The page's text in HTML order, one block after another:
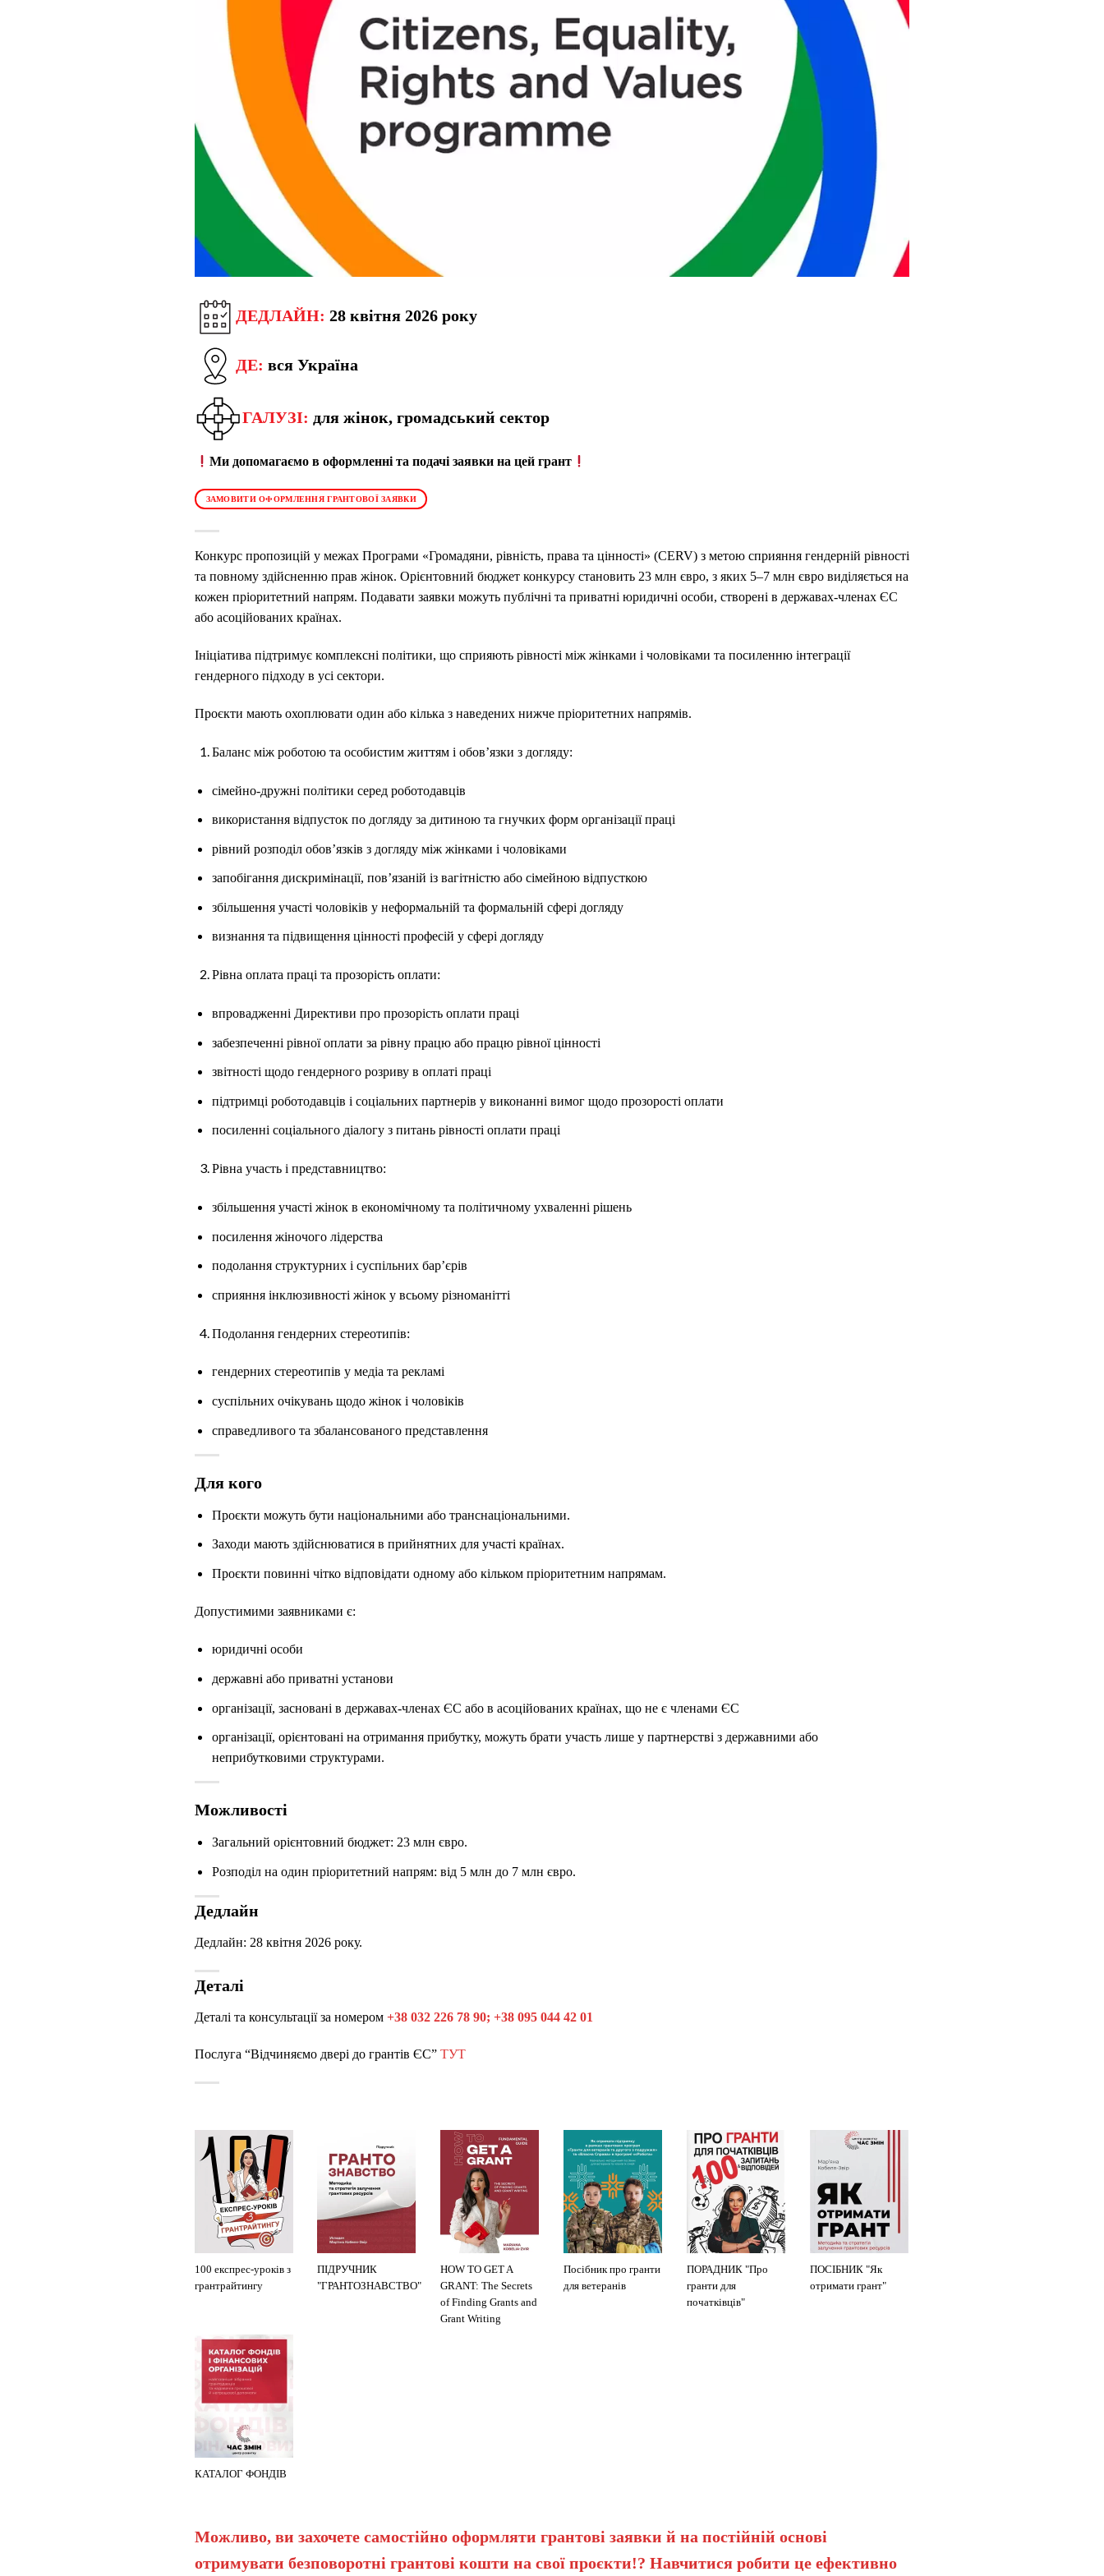
ДЕДЛАЙН: 28 квітня 2026 року
ДЕ: вся Україна
ГАЛУЗІ: для жінок, громадський сектор
Ми допомагаємо в оформленні та подачі заявки на цей грант
ЗАМОВИТИ ОФОРМЛЕННЯ ГРАНТОВОЇ ЗАЯВКИ
Конкурс пропозицій у межах Програми «Громадяни, рівність, права та цінності» (CERV) з метою сприяння гендерній рівності
та повному здійсненню прав жінок. Орієнтовний бюджет конкурсу становить 23 млн євро, з яких 5–7 млн євро виділяється на
кожен пріоритетний напрям. Подавати заявки можуть публічні та приватні юридичні особи, створені в державах-членах ЄС
або асоційованих країнах.
Ініціатива підтримує комплексні політики, що сприяють рівності між жінками і чоловіками та посиленню інтеграції
гендерного підходу в усі сектори.
Проєкти мають охоплювати один або кілька з наведених нижче пріоритетних напрямів.
Баланс між роботою та особистим життям і обов’язки з догляду:
сімейно-дружні політики серед роботодавців
використання відпусток по догляду за дитиною та гнучких форм організації праці
рівний розподіл обов’язків з догляду між жінками і чоловіками
запобігання дискримінації, пов’язаній із вагітністю або сімейною відпусткою
збільшення участі чоловіків у неформальній та формальній сфері догляду
визнання та підвищення цінності професій у сфері догляду
Рівна оплата праці та прозорість оплати:
впровадженні Директиви про прозорість оплати праці
забезпеченні рівної оплати за рівну працю або працю рівної цінності
звітності щодо гендерного розриву в оплаті праці
підтримці роботодавців і соціальних партнерів у виконанні вимог щодо прозорості оплати
посиленні соціального діалогу з питань рівності оплати праці
Рівна участь і представництво:
збільшення участі жінок в економічному та політичному ухваленні рішень
посилення жіночого лідерства
подолання структурних і суспільних бар’єрів
сприяння інклюзивності жінок у всьому різноманітті
Подолання гендерних стереотипів:
гендерних стереотипів у медіа та рекламі
суспільних очікувань щодо жінок і чоловіків
справедливого та збалансованого представлення
Для кого
Проєкти можуть бути національними або транснаціональними.
Заходи мають здійснюватися в прийнятних для участі країнах.
Проєкти повинні чітко відповідати одному або кільком пріоритетним напрямам.
Допустимими заявниками є:
юридичні особи
державні або приватні установи
організації, засновані в державах-членах ЄС або в асоційованих країнах, що не є членами ЄС
організації, орієнтовані на отримання прибутку, можуть брати участь лише у партнерстві з державними або
неприбутковими структурами.
Можливості
Загальний орієнтовний бюджет: 23 млн євро.
Розподіл на один пріоритетний напрям: від 5 млн до 7 млн євро.
Дедлайн
Дедлайн: 28 квітня 2026 року.
Деталі
Деталі та консультації за номером +38 032 226 78 90; +38 095 044 42 01
Послуга “Відчиняємо двері до грантів ЄС” ТУТ
100 експрес-уроків з
грантрайтингу
ПІДРУЧНИК
"ГРАНТОЗНАВСТВО"
HOW TO GET A
GRANT: The Secrets
of Finding Grants and
Grant Writing
Посібник про гранти
для ветеранів
ПОРАДНИК "Про
гранти для
початківців"
ПОСІБНИК "Як
отримати грант"
КАТАЛОГ ФОНДІВ
Можливо, ви захочете самостійно оформляти грантові заявки й на постійній основі
отримувати безповоротні грантові кошти на свої проєкти!? Навчитися робити це ефективно